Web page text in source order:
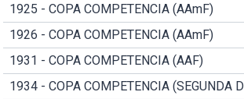
1925 - COPA COMPETENCIA (AAmF)
1926 - COPA COMPETENCIA (AAmF)
1931 - COPA COMPETENCIA (AAF)
1934 - COPA COMPETENCIA (SEGUNDA